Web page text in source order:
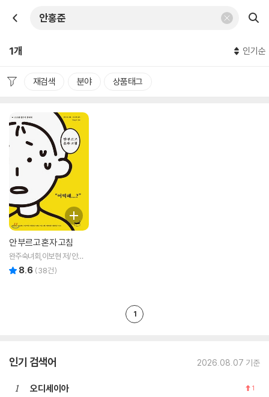
1개 인기순
재검색 분야 상품태그
안 부르고 혼자 고침
완주숙녀회,이보현 저/안홍
준 그림
8.6 (38건)
1
인기 검색어 2026.08.07 기준
1 오디세이아 1